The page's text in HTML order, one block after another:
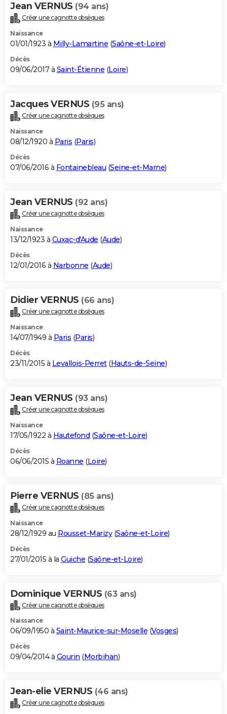
Jean VERNUS (94 ans)
Créer une cagnotte obsèques
Naissance
01/01/1923 à Milly-Lamartine (Saône-et-Loire)
Décès
09/06/2017 à Saint-Étienne (Loire)
Jacques VERNUS (95 ans)
Créer une cagnotte obsèques
Naissance
08/12/1920 à Paris (Paris)
Décès
07/06/2016 à Fontainebleau (Seine-et-Marne)
Jean VERNUS (92 ans)
Créer une cagnotte obsèques
Naissance
13/12/1923 à Cuxac-d'Aude (Aude)
Décès
12/01/2016 à Narbonne (Aude)
Didier VERNUS (66 ans)
Créer une cagnotte obsèques
Naissance
14/07/1949 à Paris (Paris)
Décès
23/11/2015 à Levallois-Perret(Hauts-de-Seine)
Jean VERNUS (93 ans)
Créer une cagnotte obsèques
Naissance
17/05/1922 à Hautefond (Saône-et-Loire)
Décès
06/06/2015 à Roanne (Loire)
Pierre VERNUS (85 ans)
Créer une cagnotte obsèques
Naissance
28/12/1929 au Rousset-Marizy(Saône-et-Loire)
Décès
27/01/2015 à la Guiche (Saône-et-Loire)
Dominique VERNUS (63 ans)
Créer une cagnotte obsèques
Naissance
06/09/1950 à Saint-Maurice-sur-Moselle (Vosges)
Décès
09/04/2014 à Gourin (Morbihan)
Jean-elie VERNUS (46 ans)
Créer une cagnotte obsèques